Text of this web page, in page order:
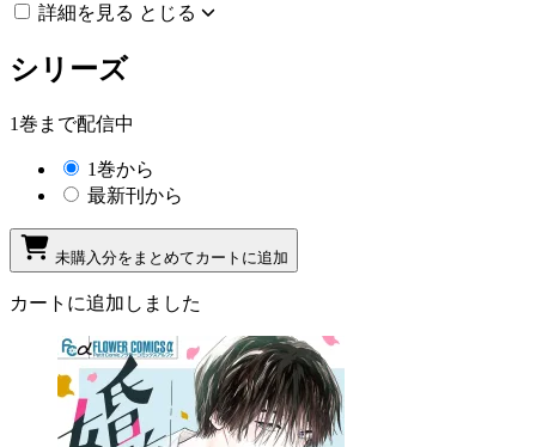
詳細を見る とじる
シリーズ
1巻まで配信中
1巻から
最新刊から
未購入分をまとめてカートに追加
カートに追加しました